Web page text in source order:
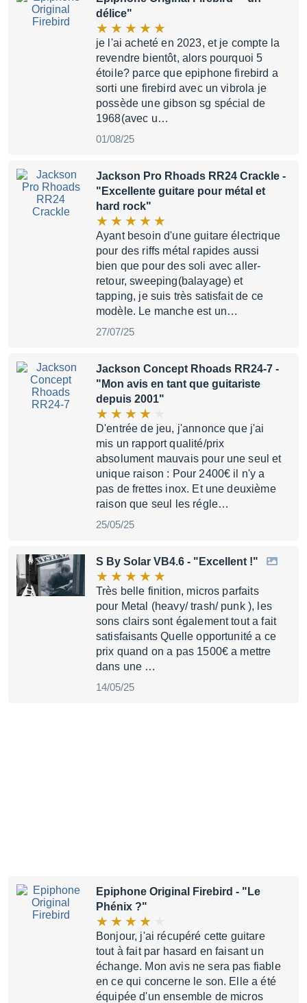
délice"
je l'ai acheté en 2023, et je compte la
revendre bientôt, alors pourquoi 5
étoile? parce que epiphone firebird a
sorti une firebird avec un vibrola je
possède une gibson sg spécial de
1968(avec u…
01/08/25
Jackson Pro Rhoads RR24 Crackle -
"Excellente guitare pour métal et
hard rock"
Ayant besoin d'une guitare électrique
pour des riffs métal rapides aussi
bien que pour des soli avec aller-
retour, sweeping(balayage) et
tapping, je suis très satisfait de ce
modèle. Le manche est un…
27/07/25
Jackson Concept Rhoads RR24-7 -
"Mon avis en tant que guitariste
depuis 2001"
D'entrée de jeu, j'annonce que j'ai
mis un rapport qualité/prix
absolument mauvais pour une seul et
unique raison : Pour 2400€ il n'y a
pas de frettes inox. Et une deuxième
raison que seul les régle…
25/05/25
S By Solar VB4.6 - "Excellent !"
Très belle finition, micros parfaits
pour Metal (heavy/ trash/ punk ), les
sons clairs sont également tout a fait
satisfaisants Quelle opportunité a ce
prix quand on a pas 1500€ a mettre
dans une …
14/05/25
Epiphone Original Firebird - "Le
Phénix ?"
Bonjour, j'ai récupéré cette guitare
tout à fait par hasard en faisant un
échange. Mon avis ne sera pas fiable
en ce qui concerne le son. Elle a été
équipée d'un ensemble de micros